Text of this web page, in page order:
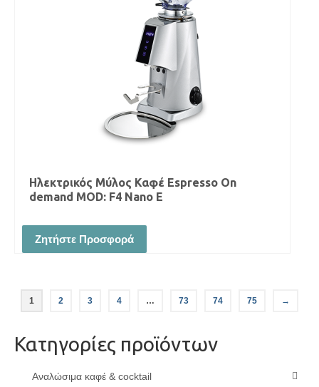
Ηλεκτρικός Μύλος Καφέ Espresso On
demand MOD: F4 Nano E
Ζητήστε Προσφορά
1 2 3 4 … 73 74 75 →
Κατηγορίες προϊόντων
Αναλώσιμα καφέ & cocktail